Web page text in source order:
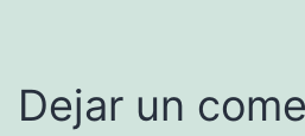
Dejar un